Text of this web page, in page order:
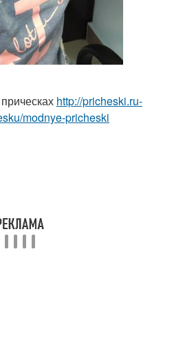
http://pricheski.ru-
modnye-pricheski